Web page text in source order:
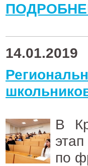
14.01.2019
В
по